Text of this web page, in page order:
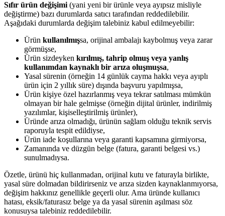
Sıfır ürün değişimi(yani yeni bir ürünle veya ayıpsız misliyle
değiştirme) bazı durumlarda satıcı tarafından reddedilebilir.
Aşağıdaki durumlarda değişim talebiniz kabul edilmeyebilir:
Ürün kullanılmışsa, orijinal ambalajı kaybolmuş veya zarar
görmüşse,
Ürün sizdeyken kırılmış, tahrip olmuş veya yanlış
kullanımdan kaynaklı bir arıza oluşmuşsa,
Yasal sürenin (örneğin 14 günlük cayma hakkı veya ayıplı
ürün için 2 yıllık süre) dışında başvuru yapılmışsa,
Ürün kişiye özel hazırlanmış veya tekrar satılması mümkün
olmayan bir hale gelmişse (örneğin dijital ürünler, indirilmiş
yazılımlar, kişiselleştirilmiş ürünler),
Üründe arıza olmadığı, ürünün sağlam olduğu teknik servis
raporuyla tespit edildiyse,
Ürün iade koşullarına veya garanti kapsamına girmiyorsa,
Zamanında ve düzgün belge (fatura, garanti belgesi vs.)
sunulmadıysa.
Özetle, ürünü hiç kullanmadan, orijinal kutu ve faturayla birlikte,
yasal süre dolmadan bildirirseniz ve arıza sizden kaynaklanmıyorsa,
değişim hakkınız genellikle geçerli olur. Ama üründe kullanıcı
hatası, eksik/faturasız belge ya da yasal sürenin aşılması söz
konusuysa talebiniz reddedilebilir.